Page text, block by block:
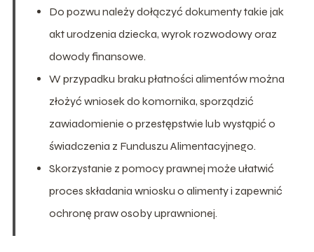
Do pozwu należy dołączyć dokumenty takie jak
akt urodzenia dziecka, wyrok rozwodowy oraz
dowody finansowe.
W przypadku braku płatności alimentów można
złożyć wniosek do komornika, sporządzić
zawiadomienie o przestępstwie lub wystąpić o
świadczenia z Funduszu Alimentacyjnego.
Skorzystanie z pomocy prawnej może ułatwić
proces składania wniosku o alimenty i zapewnić
ochronę praw osoby uprawnionej.